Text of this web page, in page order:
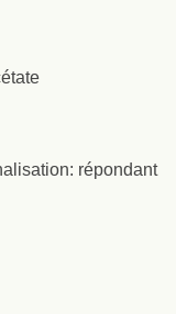
répondant